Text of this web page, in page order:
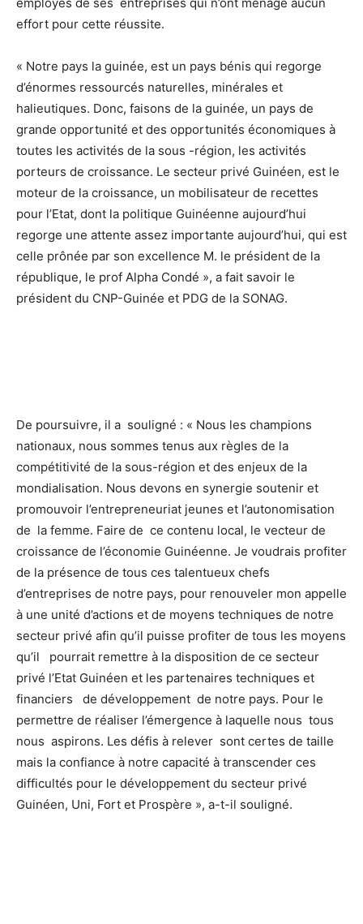
effort pour cette réussite.
« Notre pays la guinée, est un pays bénis qui regorge
d’énormes ressourcés naturelles, minérales et
halieutiques. Donc, faisons de la guinée, un pays de
grande opportunité et des opportunités économiques à
toutes les activités de la sous -région, les activités
porteurs de croissance. Le secteur privé Guinéen, est le
moteur de la croissance, un mobilisateur de recettes
pour l’Etat, dont la politique Guinéenne aujourd’hui
regorge une attente assez importante aujourd’hui, qui est
celle prônée par son excellence M. le président de la
république, le prof Alpha Condé », a fait savoir le
président du CNP-Guinée et PDG de la SONAG.
De poursuivre, il a souligné : « Nous les champions
nationaux, nous sommes tenus aux règles de la
compétitivité de la sous-région et des enjeux de la
mondialisation. Nous devons en synergie soutenir et
promouvoir l’entrepreneuriat jeunes et l’autonomisation
de la femme. Faire de ce contenu local, le vecteur de
croissance de l’économie Guinéenne. Je voudrais profiter
de la présence de tous ces talentueux chefs
d’entreprises de notre pays, pour renouveler mon appelle
à une unité d’actions et de moyens techniques de notre
secteur privé afin qu’il puisse profiter de tous les moyens
qu’il pourrait remettre à la disposition de ce secteur
privé l’Etat Guinéen et les partenaires techniques et
financiers de développement de notre pays. Pour le
permettre de réaliser l’émergence à laquelle nous tous
nous aspirons. Les défis à relever sont certes de taille
mais la confiance à notre capacité à transcender ces
difficultés pour le développement du secteur privé
Guinéen, Uni, Fort et Prospère », a-t-il souligné.